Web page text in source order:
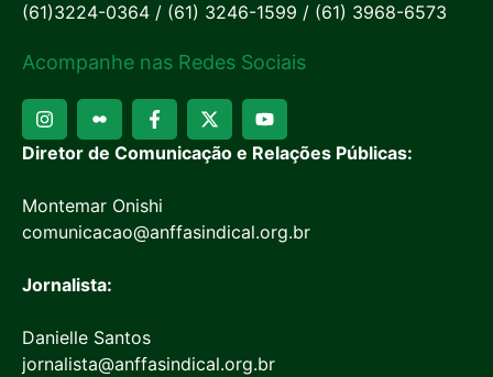
(61)3224-0364 / (61) 3246-1599 / (61) 3968-6573
Acompanhe nas Redes Sociais
Diretor de Comunicação e Relações Públicas:
Montemar Onishi
comunicacao@anffasindical.org.br
Jornalista:
Danielle Santos
jornalista@anffasindical.org.br